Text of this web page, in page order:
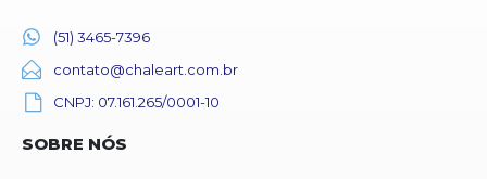
(51) 3465-7396
contato@chaleart.com.br
CNPJ: 07.161.265/0001-10
SOBRE NÓS